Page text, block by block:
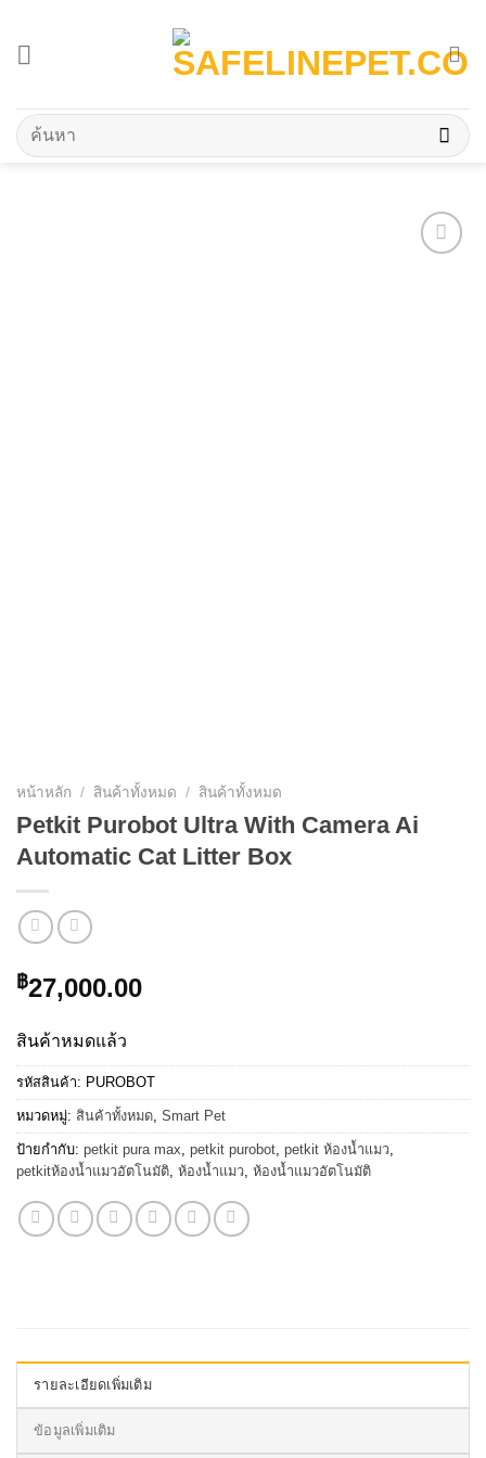
content
ค้นหา:
หน้าหลัก / สินค้าทั้งหมด / สินค้าทั้งหมด
Petkit Purobot Ultra With Camera Ai
Automatic Cat Litter Box
฿27,000.00
สินค้าหมดแล้ว
รหัสสินค้า: PUROBOT
หมวดหมู่: สินค้าทั้งหมด Smart Pet
ป้ายกำกับ: petkit pura max petkit purobot petkit ห้องน้ำแมว
petkitห้องน้ำแมวอัตโนมัติ ห้องน้ำแมว ห้องน้ำแมวอัตโนมัติ
รายละเอียดเพิ่มเติม
ข้อมูลเพิ่มเติม